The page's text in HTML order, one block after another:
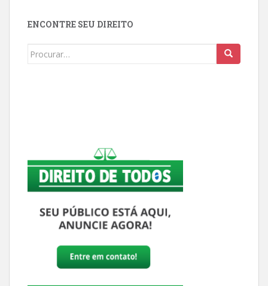
ENCONTRE SEU DIREITO
Buscar: